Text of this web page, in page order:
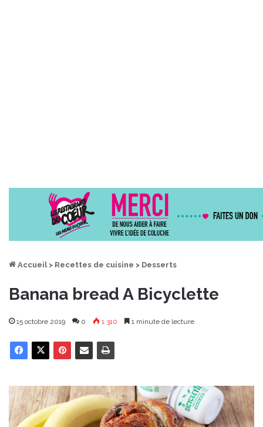
Accueil > Recettes de cuisine > Desserts
Banana bread A Bicyclette
15 octobre 2019 0 1 310 1 minute de lecture